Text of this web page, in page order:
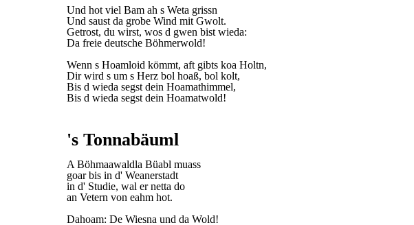
Und hot viel Bam ah s Weta grissn
Und saust da grobe Wind mit Gwolt.
Getrost, du wirst, wos d gwen bist wieda:
Da freie deutsche Böhmerwold!
Wenn s Hoamloid kömmt, aft gibts koa Holtn,
Dir wird s um s Herz bol hoaß, bol kolt,
Bis d wieda segst dein Hoamathimmel,
Bis d wieda segst dein Hoamatwold!
's Tonnabäuml
A Böhmaawaldla Büabl muass
goar bis in d' Weanerstadt
in d' Studie, wal er netta do
an Vetern von eahm hot.
Dahoam: De Wiesna und da Wold!